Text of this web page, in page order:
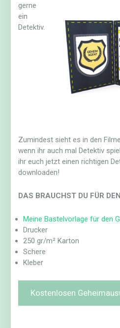
gerne
ein
Detektiv.
Zumindest sieht es in den
wenn ihr auch mal Detektiv
ihr euch jetzt einen richtigen
downloaden!
DAS BRAUCHST DU FÜR
Meine Bastelvorlage für den
Drucker
250 gr/m² Karton
Schere
Kleber
Kostenlosen